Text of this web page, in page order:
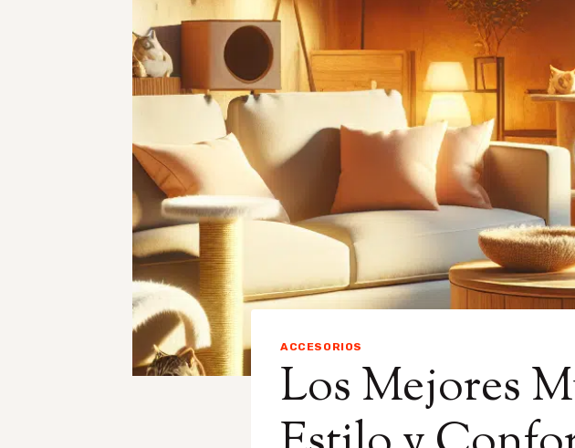
ACCESORIOS
Los Mejores